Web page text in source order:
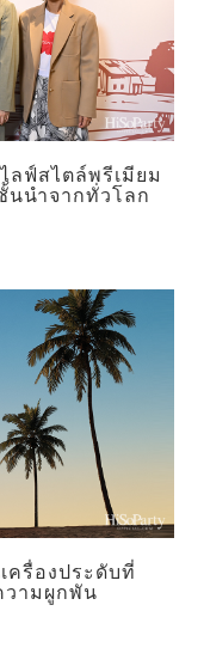
ลฟ์สไตล์พรีเมียม
นนำจากทั่วโลก
ครื่องประดับที่
วามผูกพัน